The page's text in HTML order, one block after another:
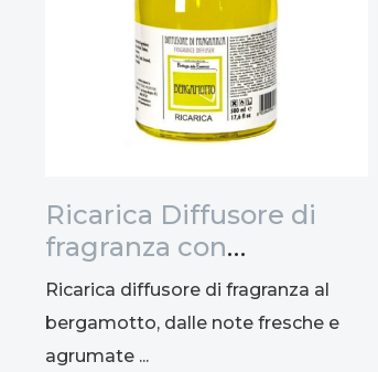
Ricarica Diffusore di
fragranza con
bastoncini al
bergamotto, 500ml
Ricarica diffusore di fragranza al
bergamotto, dalle note fresche e
agrumate ...